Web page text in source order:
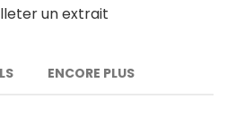
un extrait
ENCORE PLUS